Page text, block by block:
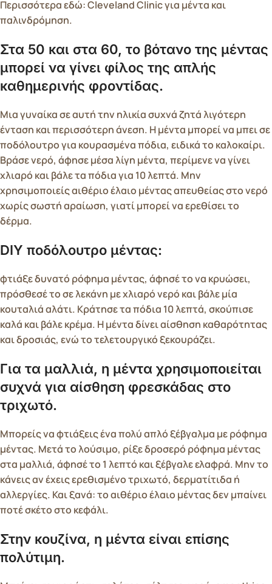
Περισσότερα εδώ: Cleveland Clinic για μέντα και
παλινδρόμηση.
Στα 50 και στα 60, το βότανο της μέντας
μπορεί να γίνει φίλος της απλής
καθημερινής φροντίδας.
Μια γυναίκα σε αυτή την ηλικία συχνά ζητά λιγότερη
ένταση και περισσότερη άνεση. Η μέντα μπορεί να μπει σε
ποδόλουτρο για κουρασμένα πόδια, ειδικά το καλοκαίρι.
Βράσε νερό, άφησε μέσα λίγη μέντα, περίμενε να γίνει
χλιαρό και βάλε τα πόδια για 10 λεπτά. Μην
χρησιμοποιείς αιθέριο έλαιο μέντας απευθείας στο νερό
χωρίς σωστή αραίωση, γιατί μπορεί να ερεθίσει το
δέρμα.
DIY ποδόλουτρο μέντας:
φτιάξε δυνατό ρόφημα μέντας, άφησέ το να κρυώσει,
πρόσθεσέ το σε λεκάνη με χλιαρό νερό και βάλε μία
κουταλιά αλάτι. Κράτησε τα πόδια 10 λεπτά, σκούπισε
καλά και βάλε κρέμα. Η μέντα δίνει αίσθηση καθαρότητας
και δροσιάς, ενώ το τελετουργικό ξεκουράζει.
Για τα μαλλιά, η μέντα χρησιμοποιείται
συχνά για αίσθηση φρεσκάδας στο
τριχωτό.
Μπορείς να φτιάξεις ένα πολύ απλό ξέβγαλμα με ρόφημα
μέντας. Μετά το λούσιμο, ρίξε δροσερό ρόφημα μέντας
στα μαλλιά, άφησέ το 1 λεπτό και ξέβγαλε ελαφρά. Μην το
κάνεις αν έχεις ερεθισμένο τριχωτό, δερματίτιδα ή
αλλεργίες. Και ξανά: το αιθέριο έλαιο μέντας δεν μπαίνει
ποτέ σκέτο στο κεφάλι.
Στην κουζίνα, η μέντα είναι επίσης
πολύτιμη.